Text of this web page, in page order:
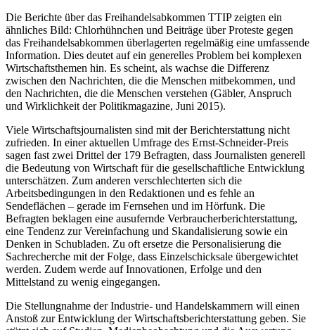
Die Berichte über das Freihandelsabkommen TTIP zeigten ein
ähnliches Bild: Chlorhühnchen und Beiträge über Proteste gegen
das Freihandelsabkommen überlagerten regelmäßig eine umfassende
Information. Dies deutet auf ein generelles Problem bei komplexen
Wirtschafts­themen hin. Es scheint, als wachse die Differenz
zwischen den Nachrichten, die die Menschen mitbekommen, und
den Nachrichten, die die Menschen verstehen (Gäbler, Anspruch
und Wirklichkeit der Politikmagazine, Juni 2015).
Viele Wirtschaftsjournalisten sind mit der Bericht­erstattung nicht
zufrieden. In einer aktuellen Umfrage des Ernst-Schneider-Preis
sagen fast zwei Drittel der 179 Befragten, dass Journalisten generell
die Bedeutung von Wirtschaft für die gesellschaftliche Entwicklung
unterschätzen. Zum anderen verschlechterten sich die
Arbeitsbedingungen in den Redaktionen und es fehle an
Sendeflächen – gerade im Fernsehen und im Hörfunk. Die
Befragten beklagen eine ausufernde Verbraucherberichter­stattung,
eine Tendenz zur Vereinfachung und Skandalisie­rung sowie ein
Denken in Schubladen. Zu oft ersetze die Personalisierung die
Sachrecherche mit der Folge, dass Einzel­schicksale übergewichtet
werden. Zudem werde auf Innovationen, Erfolge und den
Mittelstand zu wenig eingegangen.
Die Stellungnahme der Industrie- und Handelskammern will einen
Anstoß zur Entwicklung der Wirtschaftsbericht­erstattung geben. Sie